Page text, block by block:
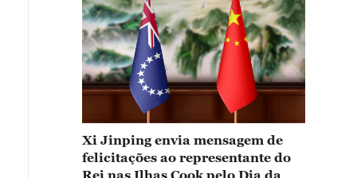
Xi Jinping envia mensagem de
felicitações ao representante do
Rei nas Ilhas Cook pelo Dia da